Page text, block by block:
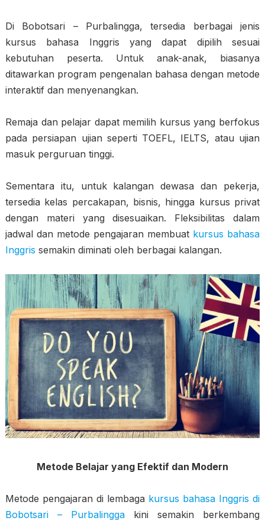
Di Bobotsari – Purbalingga, tersedia berbagai jenis
kursus bahasa Inggris yang dapat dipilih sesuai
kebutuhan peserta. Untuk anak-anak, biasanya
ditawarkan program pengenalan bahasa dengan metode
interaktif dan menyenangkan.
Remaja dan pelajar dapat memilih kursus yang berfokus
pada persiapan ujian seperti TOEFL, IELTS, atau ujian
masuk perguruan tinggi.
Sementara itu, untuk kalangan dewasa dan pekerja,
tersedia kelas percakapan, bisnis, hingga kursus privat
dengan materi yang disesuaikan. Fleksibilitas dalam
jadwal dan metode pengajaran membuat kursus bahasa
Inggris semakin diminati oleh berbagai kalangan.
Metode Belajar yang Efektif dan Modern
Metode pengajaran di lembaga kursus bahasa Inggris di
Bobotsari – Purbalinggakini semakin berkembang